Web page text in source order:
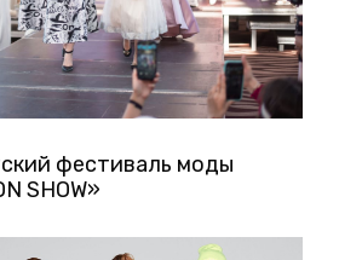
фестиваль моды
SHOW»